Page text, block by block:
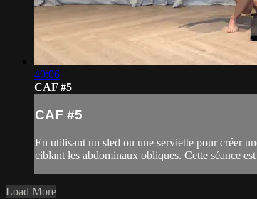
40:06
CAF #5
CAF #5
En utilisant un sled ou une serviette pour créer
ciblant les abdominaux obliques. Cette séance
Load More